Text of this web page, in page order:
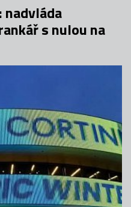
s nulou na